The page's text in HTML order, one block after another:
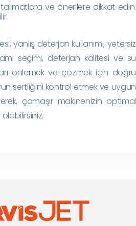
talimatlara ve önerilere dikkat edin.
yanlış deterjan kullanımı, yetersiz
seçimi, deterjan kalitesi ve su
önlemek ve çözmek için doğru
sertliğini kontrol etmek ve uygun
çamaşır makinenizin optimal